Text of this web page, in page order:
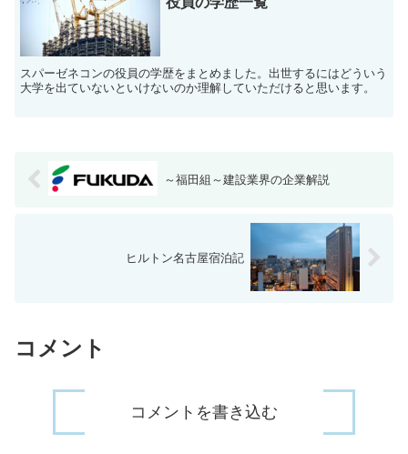
スパーゼネコンの役員の学歴をまとめました。出世するにはどういう
大学を出ていないといけないのか理解していただけると思います。
～福田組～建設業界の企業解説
ヒルトン名古屋宿泊記
コメント
コメントを書き込む